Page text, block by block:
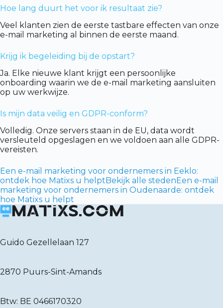
Hoe lang duurt het voor ik resultaat zie?
Veel klanten zien de eerste tastbare effecten van onze
e-mail marketing al binnen de eerste maand.
Krijg ik begeleiding bij de opstart?
Ja. Elke nieuwe klant krijgt een persoonlijke
onboarding waarin we de e-mail marketing aansluiten
op uw werkwijze.
Is mijn data veilig en GDPR-conform?
Volledig. Onze servers staan in de EU, data wordt
versleuteld opgeslagen en we voldoen aan alle GDPR-
vereisten.
Een e-mail marketing voor ondernemers in Eeklo:
ontdek hoe Matixs u helptBekijk alle stedenEen e-mail
marketing voor ondernemers in Oudenaarde: ontdek
hoe Matixs u helpt
Guido Gezellelaan 127
2870 Puurs-Sint-Amands
Btw: BE 0466170320